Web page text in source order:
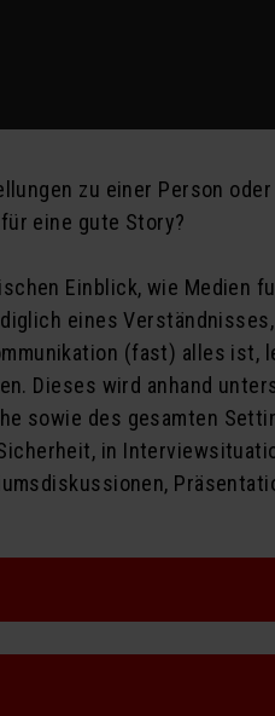
zu einer Person
eine gute Story?
Einblick, wie
eines
(fast) alles
Dieses wird anhand
sowie des gesamten
in